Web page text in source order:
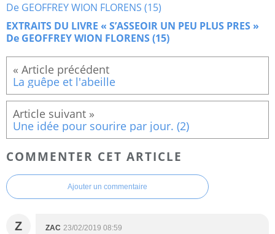
EXTRAITS DU LIVRE « S’ASSEOIR UN PEU PLUS PRES »
De GEOFFREY WION FLORENS (15)
La guêpe et l'abeille
Une idée pour sourire par jour. (2)
COMMENTER CET ARTICLE
Ajouter un commentaire
Z ZAC 23/02/2019 08:59